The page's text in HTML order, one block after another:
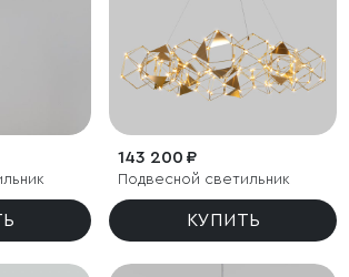
143 200 ₽
Подвесной светильник
КУПИТЬ